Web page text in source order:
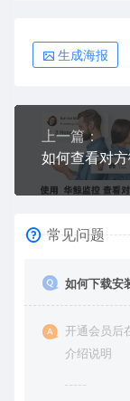
生成海报
上一篇：
常见问题
如何下载安
开通会员后
介绍说明